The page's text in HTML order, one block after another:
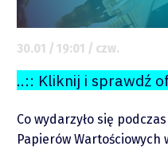
30.01 / 19:01 / czw.
..:: Kliknij i sprawdź
Co wydarzyło się
Papierów Wartościowych